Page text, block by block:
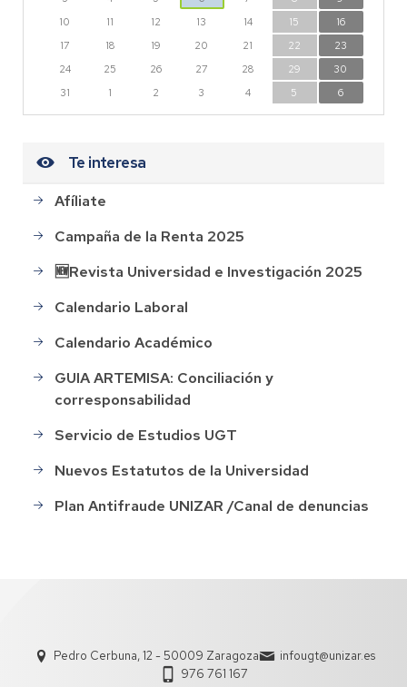
10
11 12 13 14 15
16
17
18 19 20 21 22
23
24
25 26 27 28 29
30
31
1 2 3 4 5 6
Te interesa
Afíliate
Campaña de la Renta 2025
🆕Revista Universidad e Investigación 2025
Calendario Laboral
Calendario Académico
GUIA ARTEMISA: Conciliación y
corresponsabilidad
Servicio de Estudios UGT
Nuevos Estatutos de la Universidad
Plan Antifraude UNIZAR /Canal de denuncias
Pedro Cerbuna, 12 - 50009 Zaragoza
infougt@unizar.es
976 761 167